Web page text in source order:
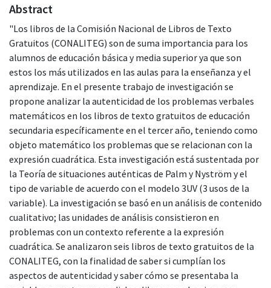
Abstract
"Los libros de la Comisión Nacional de Libros de Texto
Gratuitos (CONALITEG) son de suma importancia para los
alumnos de educación básica y media superior ya que son
estos los más utilizados en las aulas para la enseñanza y el
aprendizaje. En el presente trabajo de investigación se
propone analizar la autenticidad de los problemas verbales
matemáticos en los libros de texto gratuitos de educación
secundaria específicamente en el tercer año, teniendo como
objeto matemático los problemas que se relacionan con la
expresión cuadrática. Esta investigación está sustentada por
la Teoría de situaciones auténticas de Palm y Nyström y el
tipo de variable de acuerdo con el modelo 3UV (3 usos de la
variable). La investigación se basó en un análisis de contenido
cualitativo; las unidades de análisis consistieron en
problemas con un contexto referente a la expresión
cuadrática. Se analizaron seis libros de texto gratuitos de la
CONALITEG, con la finalidad de saber si cumplían los
aspectos de autenticidad y saber cómo se presentaba la